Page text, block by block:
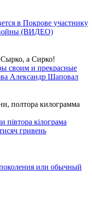
в Покрове участнику
войны (ВИДЕО)
а Сирко!
своим и прекрасные
Александр Шаповал
полтора килограмма
кілограма
гривень
или обычный